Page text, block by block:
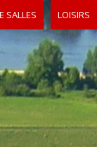
SALLES LOISIRS